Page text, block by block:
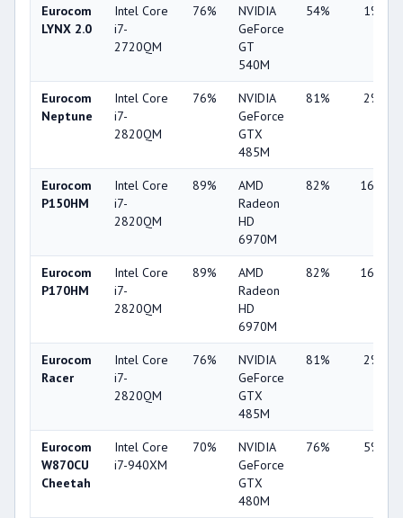
Eurocom
LYNX 2.0
Intel Core
i7-
2720QM
76%
NVIDIA
GeForce
GT
540M
54% 1%
Eurocom
Neptune
Intel Core
i7-
2820QM
76%
NVIDIA
GeForce
GTX
485M
81% 2%
Eurocom
P150HM
Intel Core
i7-
2820QM
89%
AMD
Radeon
HD
6970M
82% 16%
Eurocom
P170HM
Intel Core
i7-
2820QM
89%
AMD
Radeon
HD
6970M
82% 16%
Eurocom
Racer
Intel Core
i7-
2820QM
76%
NVIDIA
GeForce
GTX
485M
81% 2%
Eurocom
W870CU
Cheetah
Intel Core
i7-940XM
70%
NVIDIA
GeForce
GTX
480M
76% 5%